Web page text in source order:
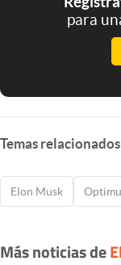
para
Temas relacionados
Elon Musk
Más noticias de